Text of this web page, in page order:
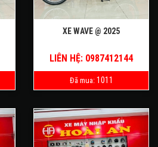
XE WAVE @ 2025
LIÊN HỆ: 0987412144
Đã mua: 1011